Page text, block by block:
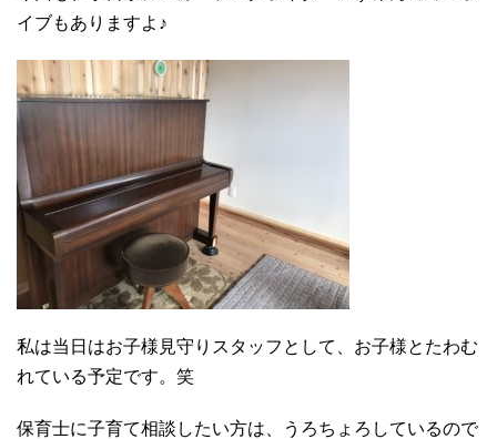
イブもありますよ♪
私は当日はお子様見守りスタッフとして、お子様とたわむ
れている予定です。笑
保育士に子育て相談したい方は、うろちょろしているので